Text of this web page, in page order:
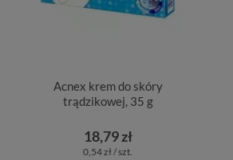
Acnex krem do skóry
trądzikowej, 35 g
18,79 zł
0,54 zł / szt.